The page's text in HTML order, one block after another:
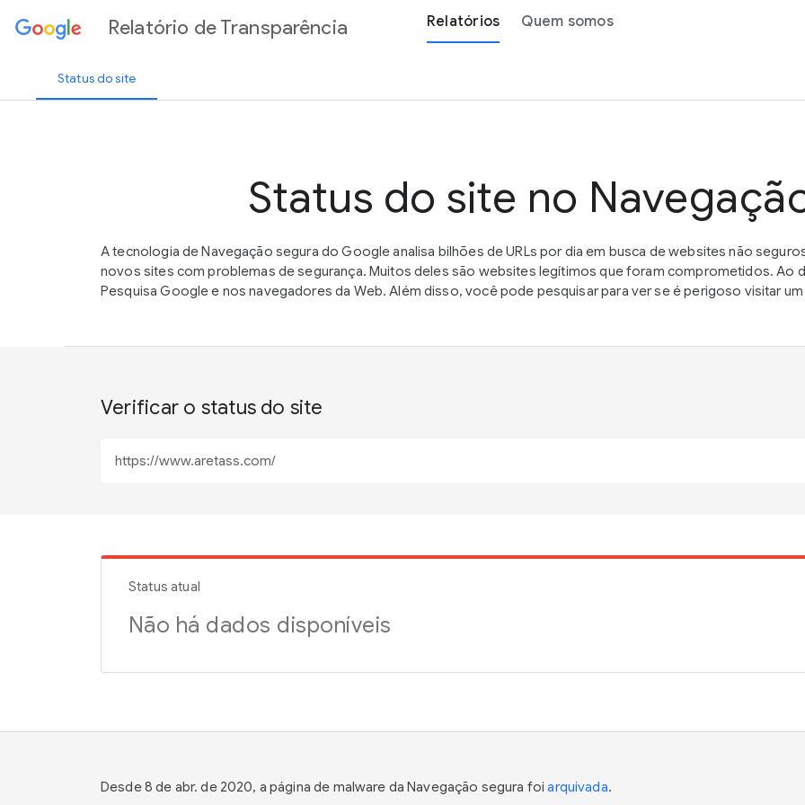
Relatório de Transparência Relatórios Quem somos
Status do site
Status do site no
A tecnologia de Navegação segura do Google analisa bilhões de URLs por dia em busca de websites não
novos sites com problemas de segurança. Muitos deles são websites legítimos que foram comprometidos. Ao
Pesquisa Google e nos navegadores da Web. Além disso, você pode pesquisar para ver se é perigoso visitar
Verificar o status do site
Status atual
Não há dados disponíveis
Desde 8 de abr. de 2020, a página de malware da Navegação segura foiarquivada.